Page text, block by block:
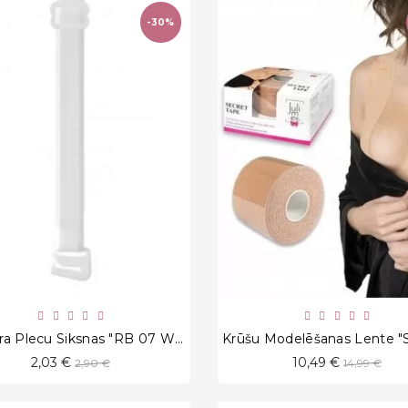
-30%
Krūštura Plecu Siksnas "RB 07 White"
2,03 € Standarta
2,90 €
10,49 € Standarta
14,99 €
favorite_border